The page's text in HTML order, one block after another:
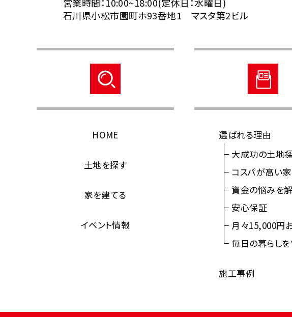
営業時間：10:00~18:00(定休日：水曜日)
石川県小松市園町ホ93番地1 マスタ第2ビル
HOME
土地を探す
家を建てる
イベント情報
選ばれる理由
大成功の土地
コスパが高い家
資金の悩みを
安心保証
月々15,000円
毎日の暮らし
施工事例